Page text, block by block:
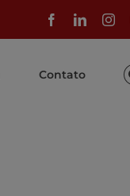
Facebook
Contato